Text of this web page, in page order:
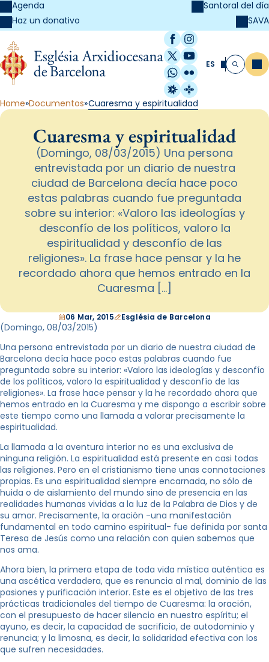
Agenda
Haz un donativo
Santoral del día
SAVA
Facebook
Instagram
X / Twitter
YouTube
WhatsApp
Flickr
Radio Estel
Catalunya
ES Buscar
Home Documentos Cuaresma y espiritualidad
Cuaresma y espiritualidad
(Domingo, 08/03/2015) Una persona
entrevistada por un diario de nuestra
ciudad de Barcelona decía hace poco
estas palabras cuando fue preguntada
sobre su interior: «Valoro las ideologías y
desconfío de los políticos, valoro la
espiritualidad y desconfío de las
religiones». La frase hace pensar y la he
recordado ahora que hemos entrado en la
Cuaresma […]
06 Mar, 2015 Església de Barcelona
(Domingo, 08/03/2015)
Una persona entrevistada por un diario de nuestra ciudad de
Barcelona decía hace poco estas palabras cuando fue
preguntada sobre su interior: «Valoro las ideologías y desconfío
de los políticos, valoro la espiritualidad y desconfío de las
religiones». La frase hace pensar y la he recordado ahora que
hemos entrado en la Cuaresma y me dispongo a escribir sobre
este tiempo como una llamada a valorar precisamente la
espiritualidad.
La llamada a la aventura interior no es una exclusiva de
ninguna religión. La espiritualidad está presente en casi todas
las religiones. Pero en el cristianismo tiene unas connotaciones
propias. Es una espiritualidad siempre encarnada, no sólo de
huida o de aislamiento del mundo sino de presencia en las
realidades humanas vividas a la luz de la Palabra de Dios y de
su amor. Precisamente, la oración -una manifestación
fundamental en todo camino espiritual- fue definida por santa
Teresa de Jesús como una relación con quien sabemos que
nos ama.
Ahora bien, la primera etapa de toda vida mística auténtica es
una ascética verdadera, que es renuncia al mal, dominio de las
pasiones y purificación interior. Este es el objetivo de las tres
prácticas tradicionales del tiempo de Cuaresma: la oración,
con el presupuesto de hacer silencio en nuestro espíritu; el
ayuno, es decir, la capacidad de sacrificio, de autodominio y
renuncia; y la limosna, es decir, la solidaridad efectiva con los
que sufren necesidades.